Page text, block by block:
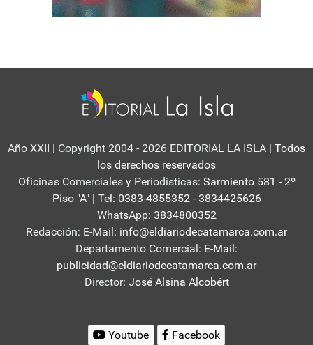
Año XXII | Copyright 2004 - 2026 EDITORIAL LA ISLA | Todos
los derechos reservados
Oficinas Comerciales y Periodisticas: Sarmiento 581 - 2º
Piso "A" | Tel: 0383-4855352 - 3834425626
WhatsApp: 3834800352
Redacción: E-Mail: info@eldiariodecatamarca.com.ar
Departamento Comercial: E-Mail:
publicidad@eldiariodecatamarca.com.ar
Director: José Alsina Alcobért
Youtube Facebook